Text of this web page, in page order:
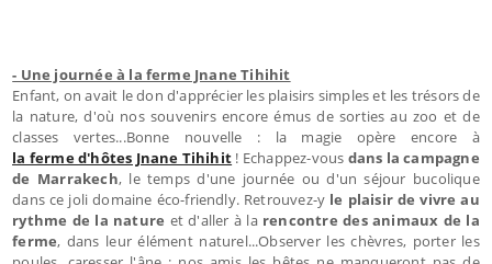
- Une journée à la ferme Jnane Tihihit
Enfant, on avait le don d'apprécier les plaisirs simples et les trésors de
la nature, d'où nos souvenirs encore émus de sorties au zoo et de
classes vertes...Bonne nouvelle : la magie opère encore à
la ferme d'hôtes Jnane Tihihit ! Echappez-vous dans la campagne
de Marrakech, le temps d'une journée ou d'un séjour bucolique
dans ce joli domaine éco-friendly. Retrouvez-y le plaisir de vivre au
rythme de la nature et d'aller à la rencontre des animaux de la
ferme, dans leur élément naturel...Observer les chèvres, porter les